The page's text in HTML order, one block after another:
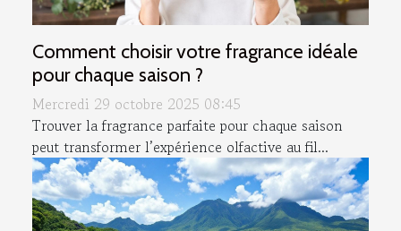
Comment choisir votre fragrance idéale
pour chaque saison ?
Mercredi 29 octobre 2025 08:45
Trouver la fragrance parfaite pour chaque saison
peut transformer l’expérience olfactive au fil...